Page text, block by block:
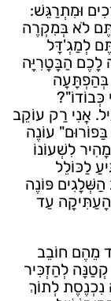
וּמִתְרַגֵּשׁ:
לֹא בְּמִקְרֶה
לְמַגְ'דָּל
לָכֶם הַבָּטָרִיָּה
בְּהַפְתָּעָה
אֲנִי רַק עוֹקֵב
עוֹנֶה
לִשְׁעוֹנוֹ
לַכּוֹלֵל
פּוֹנֶה
עַד
מֵהֶם חוֹבֵב
לְהַזְכִּיר
נִכְנֶסֶת לְתוֹךְ